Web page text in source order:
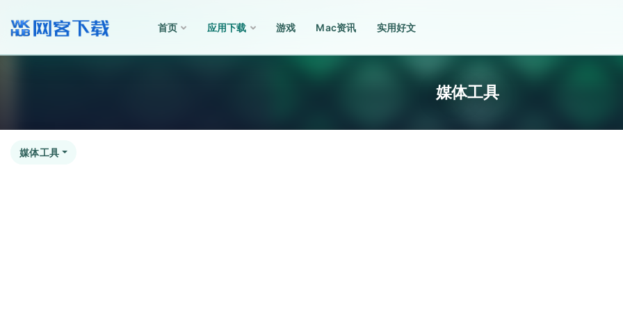
首页 应用下载 游戏 Mac资讯 实用好文
媒体工具
媒体工具